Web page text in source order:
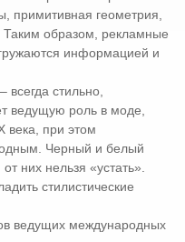
геометрия,
Таким образом, рекламные
информацией и
стильно,
ведущую роль в моде,
века, при этом
Черный и белый
них нельзя «устать».
стилистические
ведущих международных